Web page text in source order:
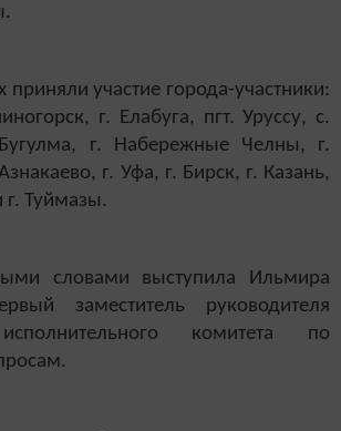
приняли участие города-участники:
г. Елабуга, пгт. Уруссу, с.
г. Набережные Челны, г.
г. Уфа, г. Бирск, г. Казань,
г. Туймазы.
словами выступила Ильмира
заместитель руководителя
комитета по